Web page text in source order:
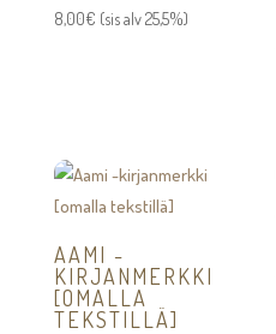
8,00€ (sis alv 25,5%)
AAMI -
KIRJANMERKKI
[OMALLA
TEKSTILLÄ]